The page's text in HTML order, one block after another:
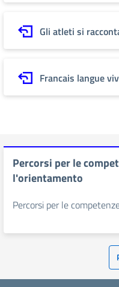
Gli atleti si
Francais langue
Percorsi per le
l'orientamento
Percorsi per le